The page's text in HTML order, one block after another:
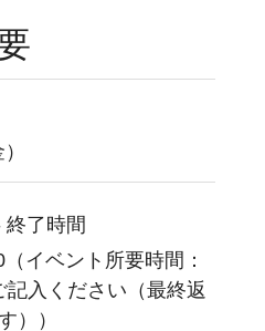
終了時間
イベント所要時間：
入ください（最終返
））